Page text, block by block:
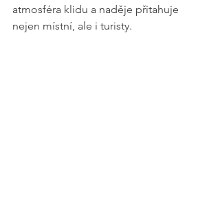
atmosféra klidu a naděje přitahuje
nejen místní, ale i turisty.